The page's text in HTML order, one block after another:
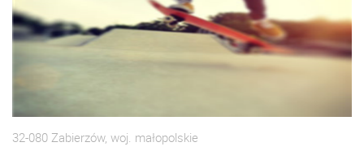
32-080 Zabierzów, woj. małopolskie